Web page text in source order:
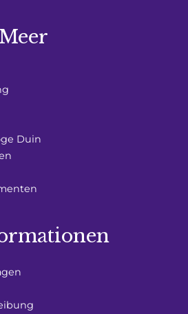
Duin